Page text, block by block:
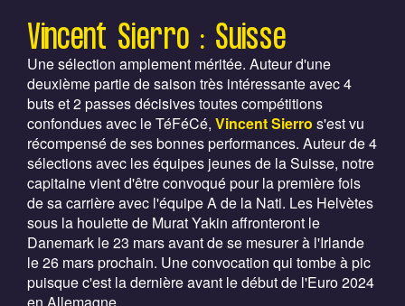
Vincent Sierro : Suisse
Une sélection amplement méritée. Auteur d'une
deuxième partie de saison très intéressante avec 4
buts et 2 passes décisives toutes compétitions
confondues avec le TéFéCé, Vincent Sierro s'est vu
récompensé de ses bonnes performances. Auteur de 4
sélections avec les équipes jeunes de la Suisse, notre
capitaine vient d'être convoqué pour la première fois
de sa carrière avec l'équipe A de la Nati. Les Helvètes
sous la houlette de Murat Yakin affronteront le
Danemark le 23 mars avant de se mesurer à l'Irlande
le 26 mars prochain. Une convocation qui tombe à pic
puisque c'est la dernière avant le début de l'Euro 2024
en Allemagne.